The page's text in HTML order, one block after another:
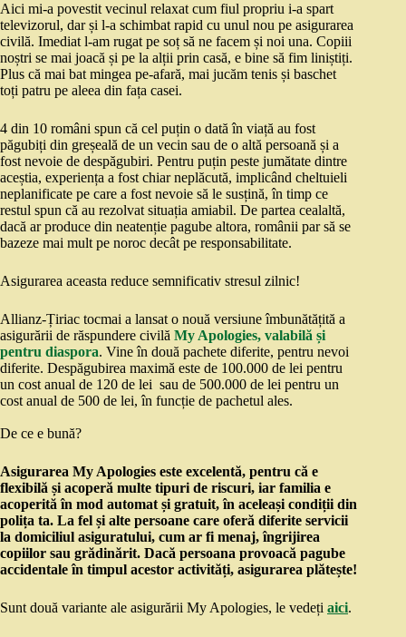
Aici mi-a povestit vecinul relaxat cum fiul propriu i-a spart
televizorul, dar și l-a schimbat rapid cu unul nou pe asigurarea
civilă. Imediat l-am rugat pe soț să ne facem și noi una. Copiii
noștri se mai joacă și pe la alții prin casă, e bine să fim liniștiți.
Plus că mai bat mingea pe-afară, mai jucăm tenis și baschet
toți patru pe aleea din fața casei.
4 din 10 români spun că cel puțin o dată în viață au fost
păgubiți din greșeală de un vecin sau de o altă persoană și a
fost nevoie de despăgubiri. Pentru puțin peste jumătate dintre
aceștia, experiența a fost chiar neplăcută, implicând cheltuieli
neplanificate pe care a fost nevoie să le susțină, în timp ce
restul spun că au rezolvat situația amiabil. De partea cealaltă,
dacă ar produce din neatenție pagube altora, românii par să se
bazeze mai mult pe noroc decât pe responsabilitate.
Asigurarea aceasta reduce semnificativ stresul zilnic!
Allianz-Țiriac tocmai a lansat o nouă versiune îmbunătățită a
asigurării de răspundere civilă My Apologies, valabilă și
pentru diaspora. Vine în două pachete diferite, pentru nevoi
diferite. Despăgubirea maximă este de 100.000 de lei pentru
un cost anual de 120 de lei sau de 500.000 de lei pentru un
cost anual de 500 de lei, în funcție de pachetul ales.
De ce e bună?
Asigurarea My Apologies este excelentă, pentru că e
flexibilă și acoperă multe tipuri de riscuri, iar familia e
acoperită în mod automat și gratuit, în aceleași condiții din
polița ta. La fel și alte persoane care oferă diferite servicii
la domiciliul asiguratului, cum ar fi menaj, îngrijirea
copiilor sau grădinărit. Dacă persoana provoacă pagube
accidentale în timpul acestor activități, asigurarea plătește!
Sunt două variante ale asigurării My Apologies, le vedeți aici.